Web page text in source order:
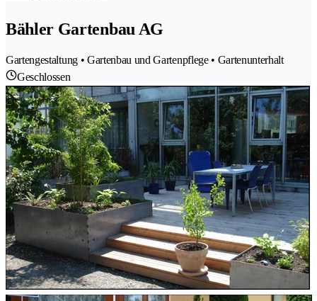
Bähler Gartenbau AG
Gartengestaltung • Gartenbau und Gartenpflege • Gartenunterhalt
Geschlossen